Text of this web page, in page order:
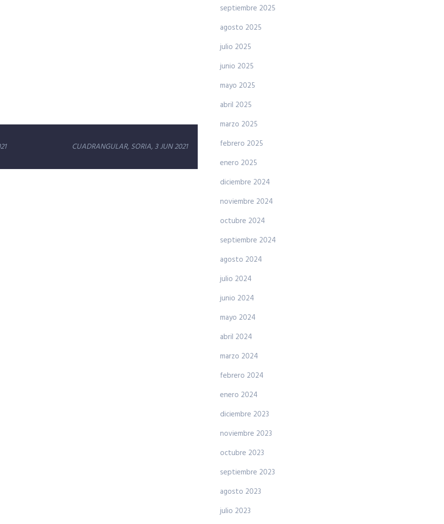
CUADRANGULAR, SORIA, 3 JUN 2021
septiembre 2025
agosto 2025
julio 2025
junio 2025
mayo 2025
abril 2025
marzo 2025
febrero 2025
enero 2025
diciembre 2024
noviembre 2024
octubre 2024
septiembre 2024
agosto 2024
julio 2024
junio 2024
mayo 2024
abril 2024
marzo 2024
febrero 2024
enero 2024
diciembre 2023
noviembre 2023
octubre 2023
septiembre 2023
agosto 2023
julio 2023